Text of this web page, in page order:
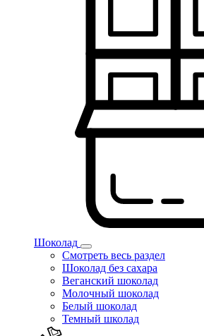
Шоколад
Смотреть весь раздел
Шоколад без сахара
Веганский шоколад
Молочный шоколад
Белый шоколад
Темный школад